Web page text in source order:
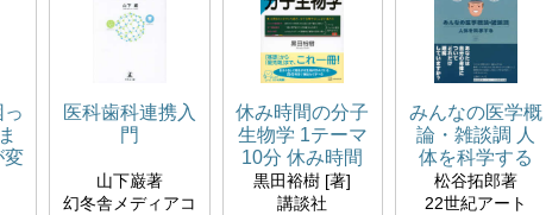
変
医科歯科連携入
門
山下巌著
幻冬舎メディアコ
休み時間の分子
生物学 1テーマ
10分 休み時間
シリーズ
黒田裕樹 [著]
講談社
みんなの医学概
論・雑談調 人
体を科学する
松谷拓郎著
22世紀アート